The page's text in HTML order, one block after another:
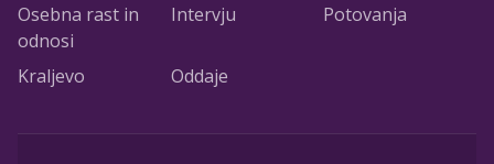
Osebna rast in
odnosi
Intervju Potovanja
Kraljevo Oddaje